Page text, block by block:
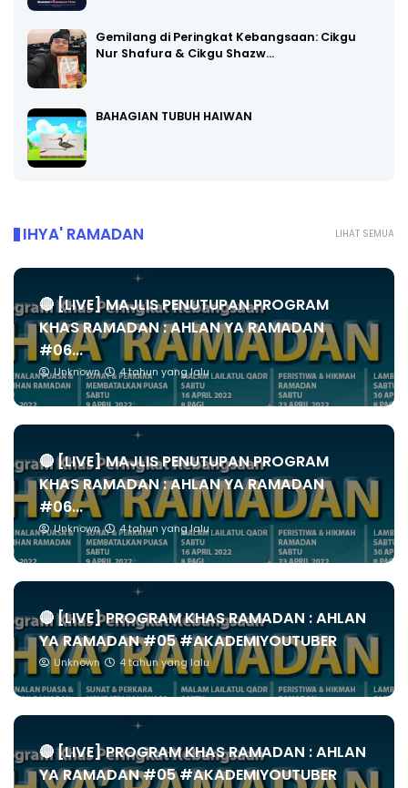
Gemilang di Peringkat Kebangsaan: Cikgu
Nur Shafura & Cikgu Shazw…
BAHAGIAN TUBUH HAIWAN
LIHAT SEMUA
IHYA' RAMADAN
🔴 [LIVE] MAJLIS PENUTUPAN PROGRAM
KHAS RAMADAN : AHLAN YA RAMADAN
#06...
Unknown 4 tahun yang lalu
🔴 [LIVE] MAJLIS PENUTUPAN PROGRAM
KHAS RAMADAN : AHLAN YA RAMADAN
#06...
Unknown 4 tahun yang lalu
🔴 [LIVE] PROGRAM KHAS RAMADAN : AHLAN
YA RAMADAN #05 #AKADEMIYOUTUBER
Unknown 4 tahun yang lalu
🔴 [LIVE] PROGRAM KHAS RAMADAN : AHLAN
YA RAMADAN #05 #AKADEMIYOUTUBER